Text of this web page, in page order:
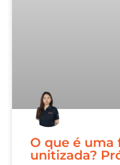
O que é uma
unitizada?